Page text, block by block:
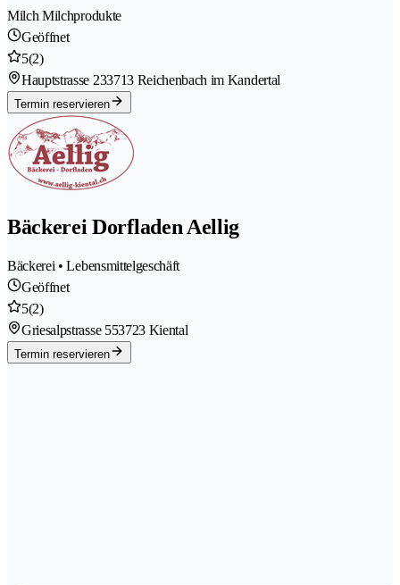
Milch Milchprodukte
Geöffnet
5(2)
Hauptstrasse 233713 Reichenbach im Kandertal
Termin reservieren
Bäckerei Dorfladen Aellig
Bäckerei • Lebensmittelgeschäft
Geöffnet
5(2)
Griesalpstrasse 553723 Kiental
Termin reservieren